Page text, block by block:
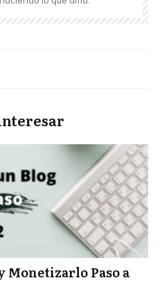
Monetizarlo Paso a